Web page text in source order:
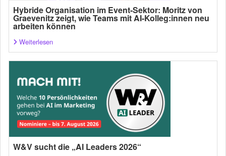
Hybride Organisation im Event-Sektor: Moritz von
Graevenitz zeigt, wie Teams mit AI-Kolleg:innen neu
arbeiten können
Weiterlesen
W&V sucht die „AI Leaders 2026“